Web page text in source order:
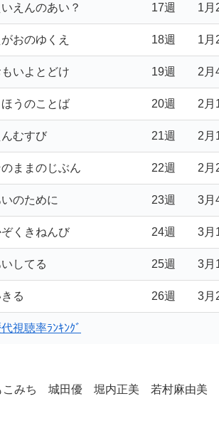
いえんのあい？ 17週 1月
がおのゆくえ 18週 1月
いよとどけ 19週 2月
ほうのことば 20週 2月
んむすび 21週 2月
ままのじぶん 22週 2月
のために 23週 3月
くきねんび 24週 3月
してる 25週 3月
る 26週 3月
視聴率ﾗﾝｷﾝｸﾞ
みち 城田優 堀内正美 若村麻由美